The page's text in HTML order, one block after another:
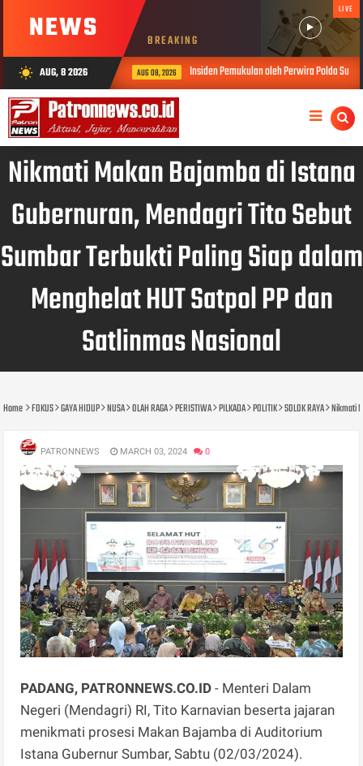
NEWS BREAKING
LIVE
wb_sunny AUG, 8 2026
AUG 08, 2026 Insiden Pemukulan oleh Perwira Polda Sumbar, Kabid Humas:
Nikmati Makan Bajamba di Istana
Gubernuran, Mendagri Tito Sebut
Sumbar Terbukti Paling Siap dalam
Menghelat HUT Satpol PP dan
Satlinmas Nasional
Home FOKUS GAYA HIDUP NUSA OLAH RAGA PERISTIWA PILKADA POLITIK SOLOK RAYA Nikmati
PATRONNEWS MARCH 03, 2024 0
PADANG, PATRONNEWS.CO.ID - Menteri Dalam
Negeri (Mendagri) RI, Tito Karnavian beserta jajaran
menikmati prosesi Makan Bajamba di Auditorium
Istana Gubernur Sumbar, Sabtu (02/03/2024).